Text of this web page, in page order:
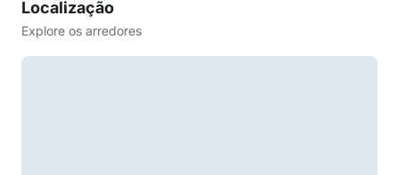
Localização
Explore os arredores